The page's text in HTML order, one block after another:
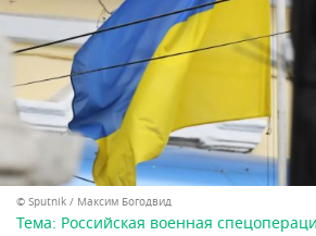
© Sputnik / Максим Богодвид
Тема: Российская военная